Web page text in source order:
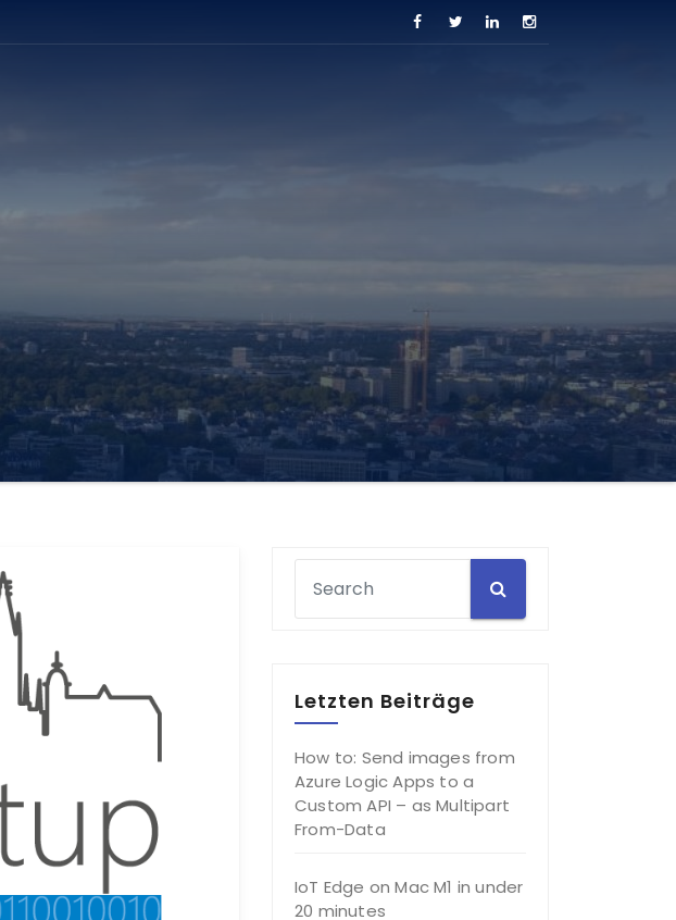
Letzten Beiträge
How to: Send images from
Azure Logic Apps to a
Custom API – as Multipart
From-Data
IoT Edge on Mac M1 in under
20 minutes